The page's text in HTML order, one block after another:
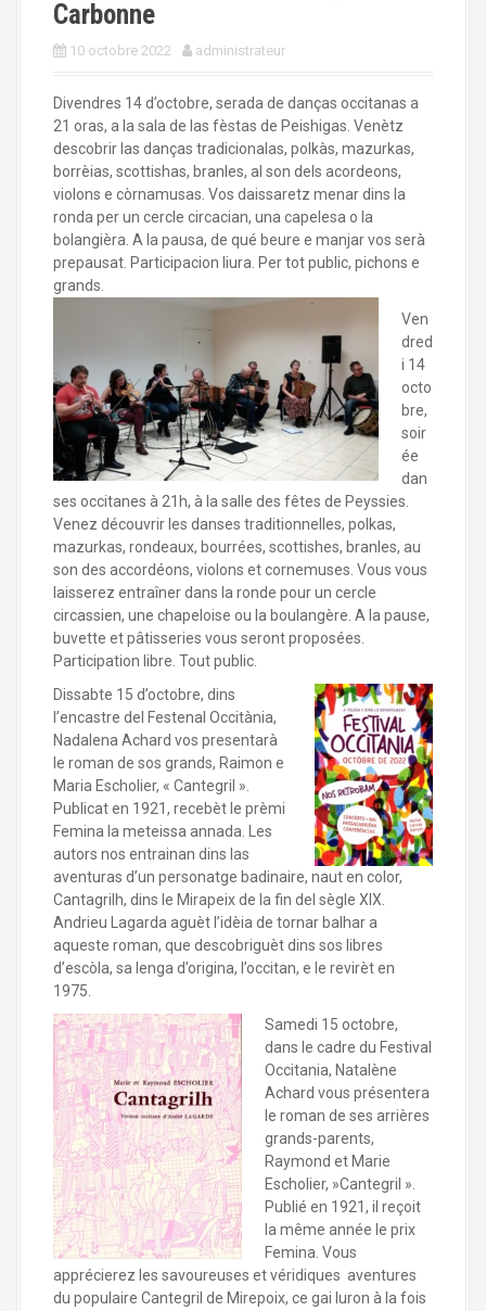
Carbonne
10 octobre 2022 administrateur
Divendres 14 d’octobre, serada de danças occitanas a
21 oras, a la sala de las fèstas de Peishigas. Venètz
descobrir las danças tradicionalas, polkàs, mazurkas,
borrèias, scottishas, branles, al son dels acordeons,
violons e còrnamusas. Vos daissaretz menar dins la
ronda per un cercle circacian, una capelesa o la
bolangièra. A la pausa, de qué beure e manjar vos serà
prepausat. Participacion liura. Per tot public, pichons e
grands.
Ven
dred
i 14
octo
bre,
soir
ée
dan
ses occitanes à 21h, à la salle des fêtes de Peyssies.
Venez découvrir les danses traditionnelles, polkas,
mazurkas, rondeaux, bourrées, scottishes, branles, au
son des accordéons, violons et cornemuses. Vous vous
laisserez entraîner dans la ronde pour un cercle
circassien, une chapeloise ou la boulangère. A la pause,
buvette et pâtisseries vous seront proposées.
Participation libre. Tout public.
Dissabte 15 d’octobre, dins
l’encastre del Festenal Occitània,
Nadalena Achard vos presentarà
le roman de sos grands, Raimon e
Maria Escholier, « Cantegril ».
Publicat en 1921, recebèt le prèmi
Femina la meteissa annada. Les
autors nos entrainan dins las
aventuras d’un personatge badinaire, naut en color,
Cantagrilh, dins le Mirapeix de la fin del sègle XIX.
Andrieu Lagarda aguèt l’idèia de tornar balhar a
aqueste roman, que descobriguèt dins sos libres
d’escòla, sa lenga d’origina, l’occitan, e le revirèt en
1975.
Samedi 15 octobre,
dans le cadre du Festival
Occitania, Natalène
Achard vous présentera
le roman de ses arrières
grands-parents,
Raymond et Marie
Escholier, »Cantegril ».
Publié en 1921, il reçoit
la même année le prix
Femina. Vous
apprécierez les savoureuses et véridiques aventures
du populaire Cantegril de Mirepoix, ce gai luron à la fois